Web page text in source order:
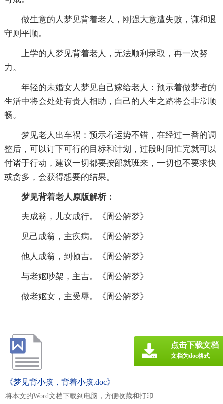
做生意的人梦见背着老人，刚强大意遭失败，谦和退
守则平顺。
上学的人梦见背着老人，无法顺利录取，再一次努
力。
年轻的未婚女人梦见自己嫁给老人：预示着做梦者的
生活中将会处处有贵人相助，自己的人生之路将会非常顺
畅。
梦见老人出车祸：预示着运势不错，在经过一番的调
整后，可以订下可行的目标和计划，过段时间忙完就可以
付诸于行动，建议一切都要按部就班来，一切也不要求快
或贪多，会获得想要的结果。
梦见背着老人原版解析：
夫成翁，儿女成行。《周公解梦》
见己成翁，主疾病。《周公解梦》
他人成翁，到顿吉。《周公解梦》
与老妪吵架，主吉。《周公解梦》
做老妪女，主受辱。《周公解梦》
《梦见背小孩，背着小孩.doc》
将本文的Word文档下载到电脑，方便收藏和打印
点击下载文档
文档为doc格式